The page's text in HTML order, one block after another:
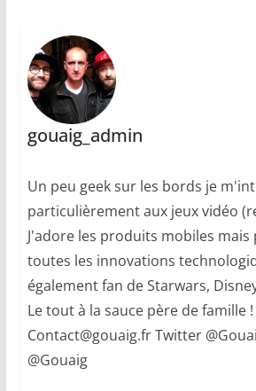
gouaig_admin
Un peu geek sur les bords je
particulièrement aux jeux vidéo
J'adore les produits mobiles
toutes les innovations
également fan de Starwars,
Le tout à la sauce père de famille
Contact@gouaig.fr Twitter
@Gouaig